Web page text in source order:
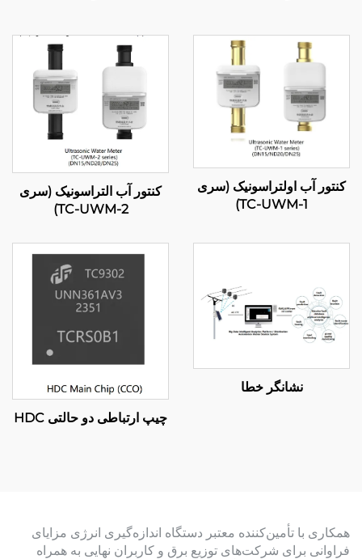
کنتور آب اولتراسونیک (سری
TC-UWM-1)
کنتور آب التراسونیک (سری
TC-UWM-2)
نشانگر خطا
چیپ ارتباطی دو حالتی HDC
همکاری با تأمین‌کننده معتبر دستگاه اندازه‌گیری انرژی مزایای
فراوانی برای شرکت‌های توزیع برق و کاربران نهایی به همراه